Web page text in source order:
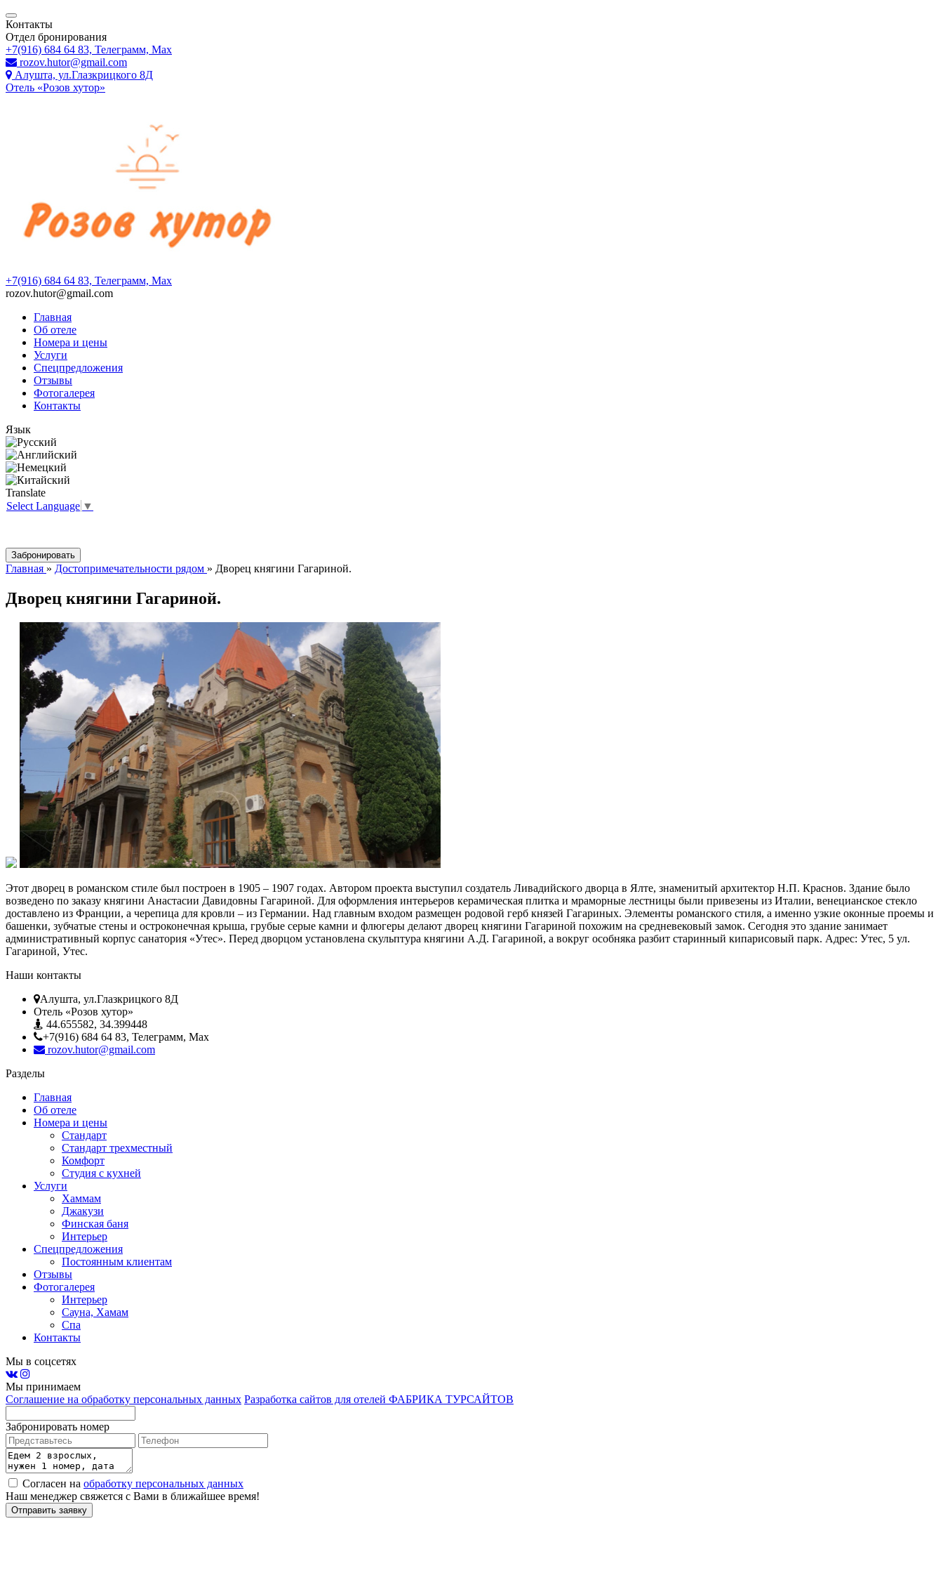
Контакты
Отдел бронирования
+7(916) 684 64 83, Телеграмм, Мах
rozov.hutor@gmail.com
Алушта, ул.Глазкрицкого 8Д
Отель «Розов хутор»
+7(916) 684 64 83, Телеграмм, Мах
rozov.hutor@gmail.com
Главная
Об отеле
Номера и цены
Услуги
Спецпредложения
Отзывы
Фотогалерея
Контакты
Язык
Translate
Select Language ▼
Главная » Достопримечательности рядом » Дворец княгини Гагариной.
Дворец княгини Гагариной.
Этот дворец в романском стиле был построен в 1905 – 1907 годах. Автором проекта выступил создатель Ливадийского дворца в Ялте, знаменитый архитектор Н.П. Краснов. Здание было
возведено по заказу княгини Анастасии Давидовны Гагариной. Для оформления интерьеров керамическая плитка и мраморные лестницы были привезены из Италии, венецианское стекло
доставлено из Франции, а черепица для кровли – из Германии. Над главным входом размещен родовой герб князей Гагариных. Элементы романского стиля, а именно узкие оконные проемы и
башенки, зубчатые стены и остроконечная крыша, грубые серые камни и флюгеры делают дворец княгини Гагариной похожим на средневековый замок. Сегодня это здание занимает
административный корпус санатория «Утес». Перед дворцом установлена скульптура княгини А.Д. Гагариной, а вокруг особняка разбит старинный кипарисовый парк. Адрес: Утес, 5 ул.
Гагариной, Утес.
Наши контакты
Алушта, ул.Глазкрицкого 8Д
Отель «Розов хутор»
44.655582, 34.399448
+7(916) 684 64 83, Телеграмм, Мах
rozov.hutor@gmail.com
Разделы
Главная
Об отеле
Номера и цены
Стандарт
Стандарт трехместный
Комфорт
Студия с кухней
Услуги
Хаммам
Джакузи
Финская баня
Интерьер
Спецпредложения
Постоянным клиентам
Отзывы
Фотогалерея
Интерьер
Сауна, Хамам
Спа
Контакты
Мы в соцсетях
Мы принимаем
Соглашение на обработку персональных данных Разработка сайтов для отелей ФАБРИКА ТУРСАЙТОВ
Забронировать номер
Согласен на обработку персональных данных
Наш менеджер свяжется с Вами в ближайшее время!